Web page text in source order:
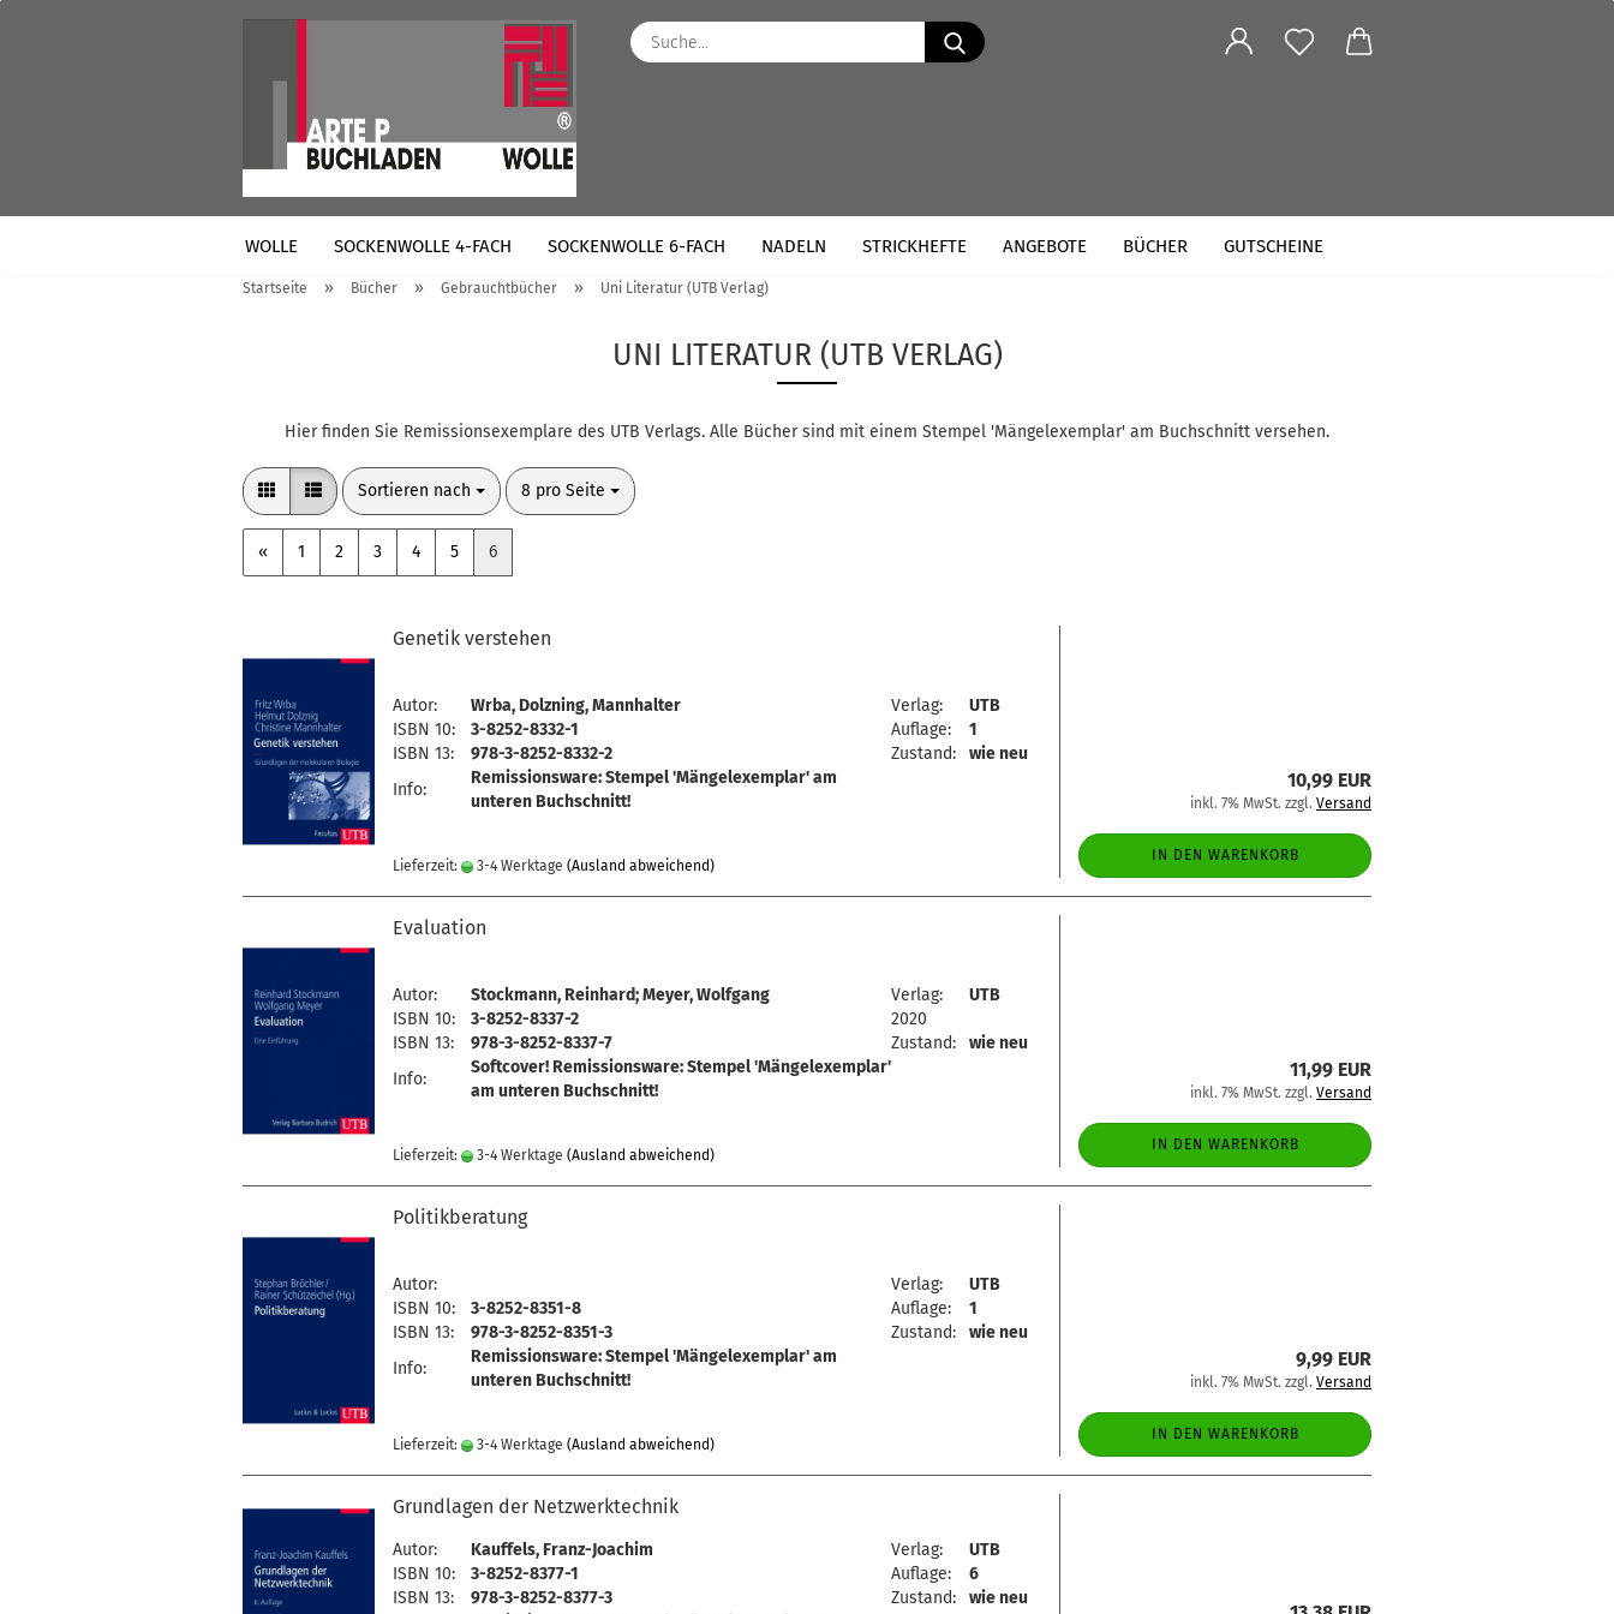
Suche...
WOLLE SOCKENWOLLE 4-FACH SOCKENWOLLE 6-FACH NADELN STRICKHEFTE ANGEBOTE BÜCHER GUTSCHEINE
Startseite » Bücher » Gebrauchtbücher » Uni Literatur (UTB Verlag)
UNI LITERATUR (UTB VERLAG)
Hier finden Sie Remissionsexemplare des UTB Verlags. Alle Bücher sind mit einem Stempel 'Mängelexemplar' am Buchschnitt versehen.
Sortieren nach
Sortieren nach 8 pro Seite
pro Seite
« 1 2 3 4 5 6
Genetik verstehen
Autor: Wrba, Dolzning, Mannhalter Verlag:
UTB
ISBN 10:
3-8252-8332-1 Auflage:
1
ISBN 13:
978-3-8252-8332-2 Zustand:
wie neu
Info:
Remissionsware: Stempel 'Mängelexemplar' am
unteren Buchschnitt!
Lieferzeit: 3-4 Werktage (Ausland abweichend)
10,99 EUR
inkl. 7% MwSt. zzgl. Versand
IN DEN WARENKORB
Evaluation
Autor: Stockmann, Reinhard; Meyer, Wolfgang Verlag:
UTB
ISBN 10:
3-8252-8337-2
2020
ISBN 13:
978-3-8252-8337-7 Zustand:
wie neu
Info:
Softcover! Remissionsware: Stempel 'Mängelexemplar'
am unteren Buchschnitt!
Lieferzeit: 3-4 Werktage (Ausland abweichend)
11,99 EUR
inkl. 7% MwSt. zzgl. Versand
IN DEN WARENKORB
Politikberatung
Autor: Verlag:
UTB
ISBN 10:
3-8252-8351-8 Auflage:
1
ISBN 13:
978-3-8252-8351-3 Zustand:
wie neu
Info:
Remissionsware: Stempel 'Mängelexemplar' am
unteren Buchschnitt!
Lieferzeit: 3-4 Werktage (Ausland abweichend)
9,99 EUR
inkl. 7% MwSt. zzgl. Versand
IN DEN WARENKORB
Grundlagen der Netzwerktechnik
Autor: Kauffels, Franz-Joachim Verlag:
UTB
ISBN 10:
3-8252-8377-1 Auflage:
6
ISBN 13:
978-3-8252-8377-3 Zustand:
wie neu